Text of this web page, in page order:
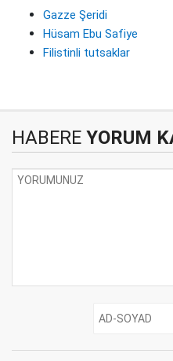
Gazze Şeridi
Hüsam Ebu Safiye
Filistinli tutsaklar
HABERE YORUM